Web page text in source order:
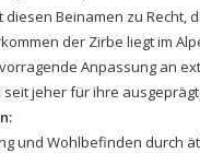
diesen Beinamen zu
der Zirbe liegt im
Anpassung an
seit jeher für ihre
und Wohlbefinden durch